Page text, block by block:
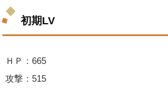
初期LV
ＨＰ：665
攻撃：515